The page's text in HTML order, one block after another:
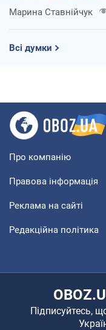
Марина Ставнійчук
Всі думки
Про компанію
Правова інформація
Реклама на сайті
Редакційна політика
Підписуйтесь,